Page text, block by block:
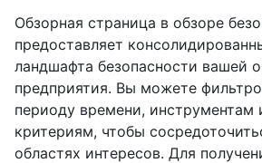
Обзорная страница в обзоре
предоставляет
ландшафта безопасности вашей
предприятия. Вы можете
периоду времени, инструментам
критериям, чтобы
областях интересов. Для